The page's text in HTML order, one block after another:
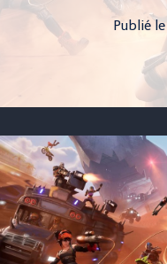
Publié le